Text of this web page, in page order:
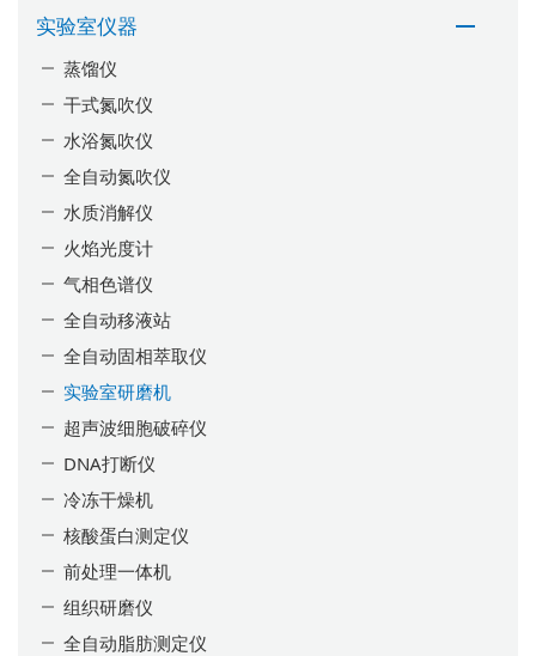
实验室仪器
蒸馏仪
干式氮吹仪
水浴氮吹仪
全自动氮吹仪
水质消解仪
火焰光度计
气相色谱仪
全自动移液站
全自动固相萃取仪
实验室研磨机
超声波细胞破碎仪
DNA打断仪
冷冻干燥机
核酸蛋白测定仪
前处理一体机
组织研磨仪
全自动脂肪测定仪